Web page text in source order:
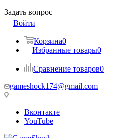
Задать вопрос
Войти
Корзина0
Избранные товары0
Сравнение товаров0
gameshock174@gmail.com
Вконтакте
YouTube